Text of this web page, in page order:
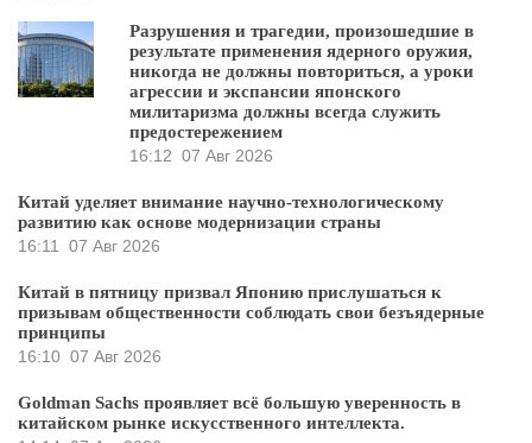
Разрушения и трагедии, произошедшие в
результате применения ядерного оружия,
никогда не должны повториться, а уроки
агрессии и экспансии японского
милитаризма должны всегда служить
предостережением
16:12 07 Авг 2026
Китай уделяет внимание научно-технологическому
развитию как основе модернизации страны
16:11 07 Авг 2026
Китай в пятницу призвал Японию прислушаться к
призывам общественности соблюдать свои безъядерные
принципы
16:10 07 Авг 2026
Goldman Sachs проявляет всё большую уверенность в
китайском рынке искусственного интеллекта.